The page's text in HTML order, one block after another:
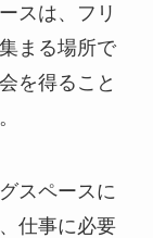
スは、フリ
まる場所で
を得ること
スペースに
仕事に必要